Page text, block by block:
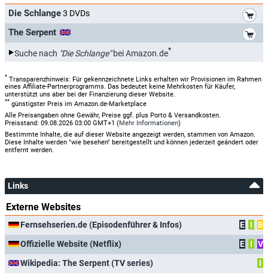
Die Schlange3 DVDs
The Serpent
Suche nach "Die Schlange"bei Amazon.de*
* Transparenzhinweis: Für gekennzeichnete Links erhalten wir Provisionen im Rahmen
eines Affiliate-Partnerprogramms. Das bedeutet keine Mehrkosten für Käufer,
unterstützt uns aber bei der Finanzierung dieser Website.
** günstigster Preis im Amazon.de-Marketplace
Alle Preisangaben ohne Gewähr, Preise ggf. plus Porto & Versandkosten.
Preisstand: 09.08.2026 03:00 GMT+1 (Mehr Informationen)
Bestimmte Inhalte, die auf dieser Website angezeigt werden, stammen von Amazon.
Diese Inhalte werden "wie besehen" bereitgestellt und können jederzeit geändert oder
entfernt werden.
Links
Externe Websites
Fernsehserien.de (Episodenführer & Infos) E I
B
Offizielle Website (Netflix)
E I
V
Wikipedia: The Serpent (TV series)
I